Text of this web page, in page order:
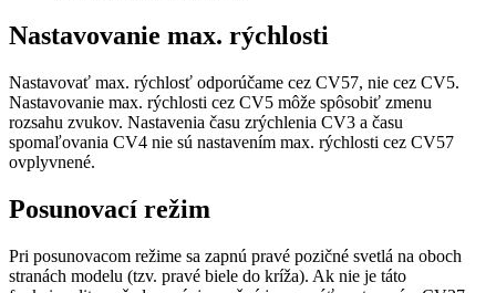
Nastavovanie max. rýchlosti
Nastavovať max. rýchlosť odporúčame cez CV57, nie cez CV5.
Nastavovanie max. rýchlosti cez CV5 môže spôsobiť zmenu
rozsahu zvukov. Nastavenia času zrýchlenia CV3 a času
spomaľovania CV4 nie sú nastavením max. rýchlosti cez CV57
ovplyvnené.
Posunovací režim
Pri posunovacom režime sa zapnú pravé pozičné svetlá na oboch
stranách modelu (tzv. pravé biele do kríža). Ak nie je táto